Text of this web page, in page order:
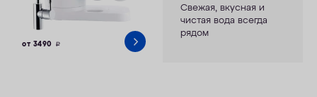
от 3490 руб.
Свежая, вкусная и
чистая вода всегда
рядом